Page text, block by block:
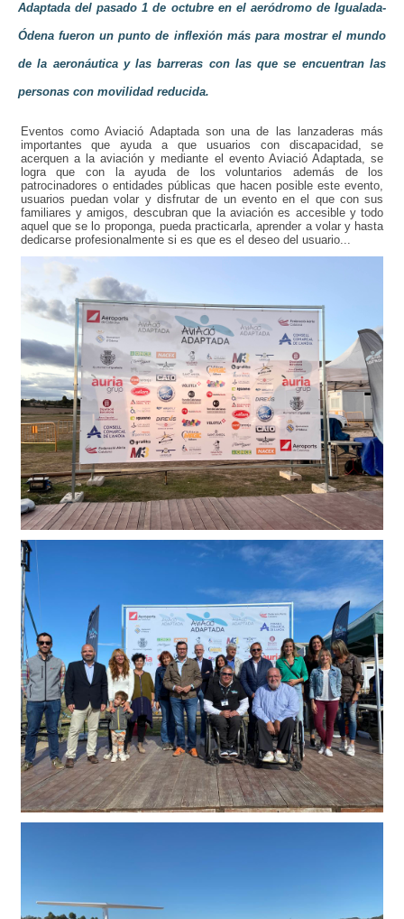
Adaptada del pasado 1 de octubre en el aeródromo de Igualada-
Ódena fueron un punto de inflexión más para mostrar el mundo
de la aeronáutica y las barreras con las que se encuentran las
personas con movilidad reducida.
Eventos como Aviació Adaptada son una de las lanzaderas más
importantes que ayuda a que usuarios con discapacidad, se
acerquen a la aviación y mediante el evento Aviació Adaptada, se
logra que con la ayuda de los voluntarios además de los
patrocinadores o entidades públicas que hacen posible este evento,
usuarios puedan volar y disfrutar de un evento en el que con sus
familiares y amigos, descubran que la aviación es accesible y todo
aquel que se lo proponga, pueda practicarla, aprender a volar y hasta
dedicarse profesionalmente si es que es el deseo del usuario...